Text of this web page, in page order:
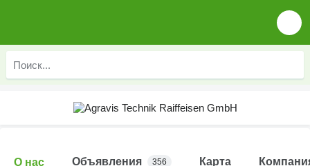
О нас Объявления 356 Карта